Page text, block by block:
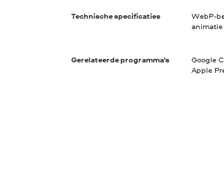
Technische specificaties
WebP-
Gerelateerde programma's
Google
Apple